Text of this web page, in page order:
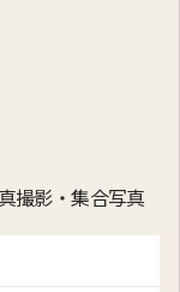
撮影・集合写真